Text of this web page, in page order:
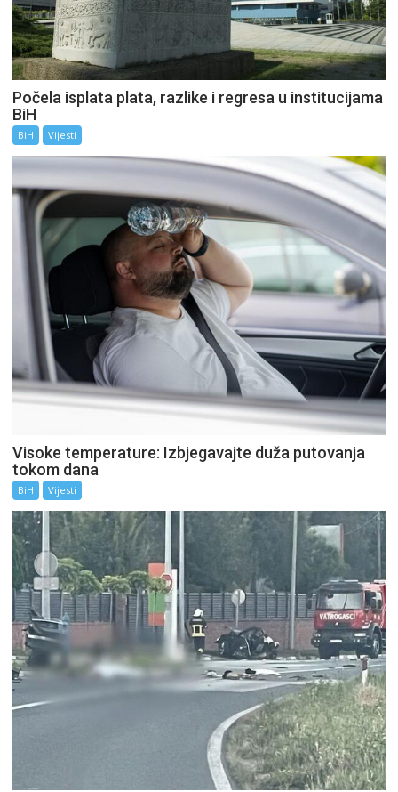
Počela isplata plata, razlike i regresa u institucijama
BiH
BiH Vijesti
Visoke temperature: Izbjegavajte duža putovanja
tokom dana
BiH Vijesti